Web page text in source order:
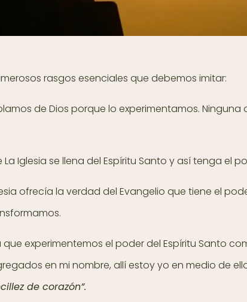
rasgos esenciales que debemos imitar:
de Dios porque lo experimentamos.
Iglesia se llena del Espíritu Santo y así tenga el
ofrecía la verdad del Evangelio que tiene el
experimentemos el poder del Espíritu Santo
en mi nombre, allí estoy yo en medio de
de corazón”.